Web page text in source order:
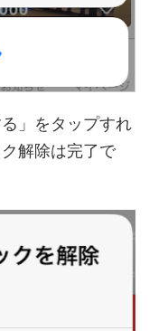
」をタップすれ
解除は完了で